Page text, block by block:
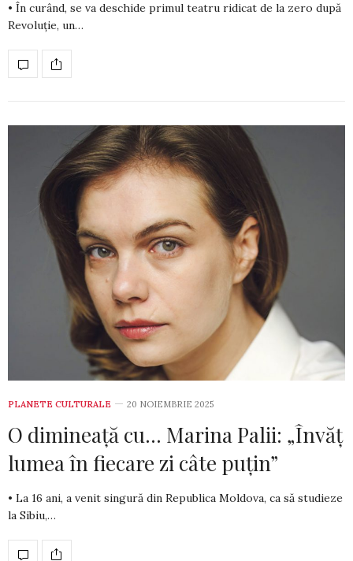
• În curând, se va deschide primul teatru ridicat de la zero după
Revoluție, un…
PLANETE CULTURALE 20 NOIEMBRIE 2025
O dimineață cu… Marina Palii: „Învăț
lumea în fiecare zi câte puțin”
• La 16 ani, a venit singură din Republica Moldova, ca să studieze
la Sibiu,…